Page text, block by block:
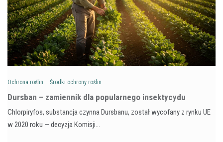
Ochrona roślin Środki ochrony roślin
Dursban – zamiennik dla popularnego insektycydu
Chlorpiryfos, substancja czynna Dursbanu, został wycofany z rynku UE
w 2020 roku — decyzja Komisji…